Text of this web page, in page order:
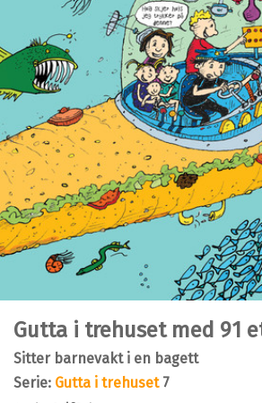
Gutta i trehuset med 91
sitter barnevakt i en bagett
Serie: Gutta i trehuset7